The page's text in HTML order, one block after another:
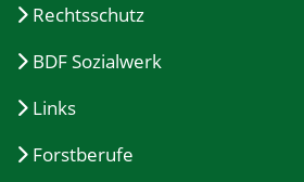
Rechtsschutz
BDF Sozialwerk
Links
Forstberufe